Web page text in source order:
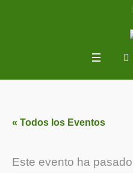
« Todos los Eventos
Este evento ha